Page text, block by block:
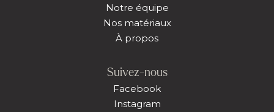
Notre équipe
Nos matériaux
À propos
Suivez-nous
Facebook
Instagram